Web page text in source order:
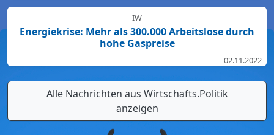
IW
Energiekrise: Mehr als 300.000 Arbeitslose durch
hohe Gaspreise
02.11.2022
Alle Nachrichten aus Wirtschafts.Politik
anzeigen